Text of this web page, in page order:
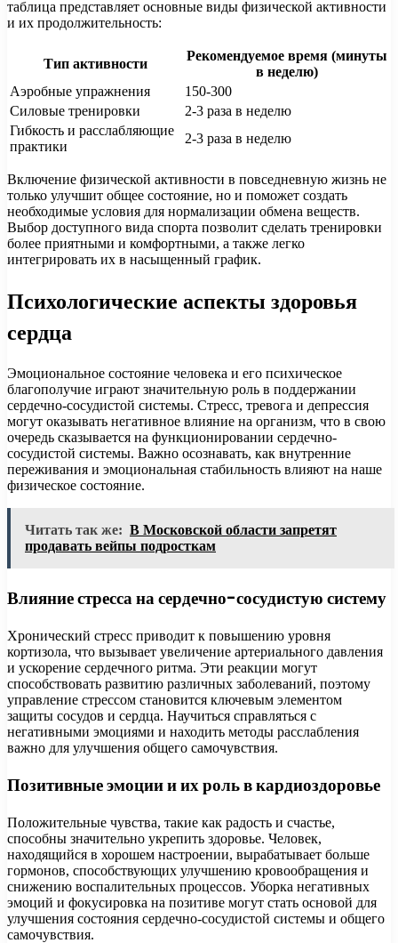
таблица представляет основные виды физической активности
и их продолжительность:
Тип активности
Рекомендуемое время (минуты
в неделю)
Аэробные упражнения
150-300
Силовые тренировки
2-3 раза в неделю
Гибкость и расслабляющие
практики
2-3 раза в неделю
Включение физической активности в повседневную жизнь не
только улучшит общее состояние, но и поможет создать
необходимые условия для нормализации обмена веществ.
Выбор доступного вида спорта позволит сделать тренировки
более приятными и комфортными, а также легко
интегрировать их в насыщенный график.
Психологические аспекты здоровья
сердца
Эмоциональное состояние человека и его психическое
благополучие играют значительную роль в поддержании
сердечно-сосудистой системы. Стресс, тревога и депрессия
могут оказывать негативное влияние на организм, что в свою
очередь сказывается на функционировании сердечно-
сосудистой системы. Важно осознавать, как внутренние
переживания и эмоциональная стабильность влияют на наше
физическое состояние.
Читать так же: В Московской области запретят
продавать вейпы подросткам
Влияние стресса на сердечно-сосудистую систему
Хронический стресс приводит к повышению уровня
кортизола, что вызывает увеличение артериального давления
и ускорение сердечного ритма. Эти реакции могут
способствовать развитию различных заболеваний, поэтому
управление стрессом становится ключевым элементом
защиты сосудов и сердца. Научиться справляться с
негативными эмоциями и находить методы расслабления
важно для улучшения общего самочувствия.
Позитивные эмоции и их роль в кардиоздоровье
Положительные чувства, такие как радость и счастье,
способны значительно укрепить здоровье. Человек,
находящийся в хорошем настроении, вырабатывает больше
гормонов, способствующих улучшению кровообращения и
снижению воспалительных процессов. Уборка негативных
эмоций и фокусировка на позитиве могут стать основой для
улучшения состояния сердечно-сосудистой системы и общего
самочувствия.